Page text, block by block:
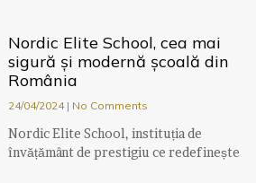
Nordic Elite School, cea mai
sigură și modernă școală din
România
24/04/2024 No Comments
Nordic Elite School, instituția de
învățământ de prestigiu ce redefinește